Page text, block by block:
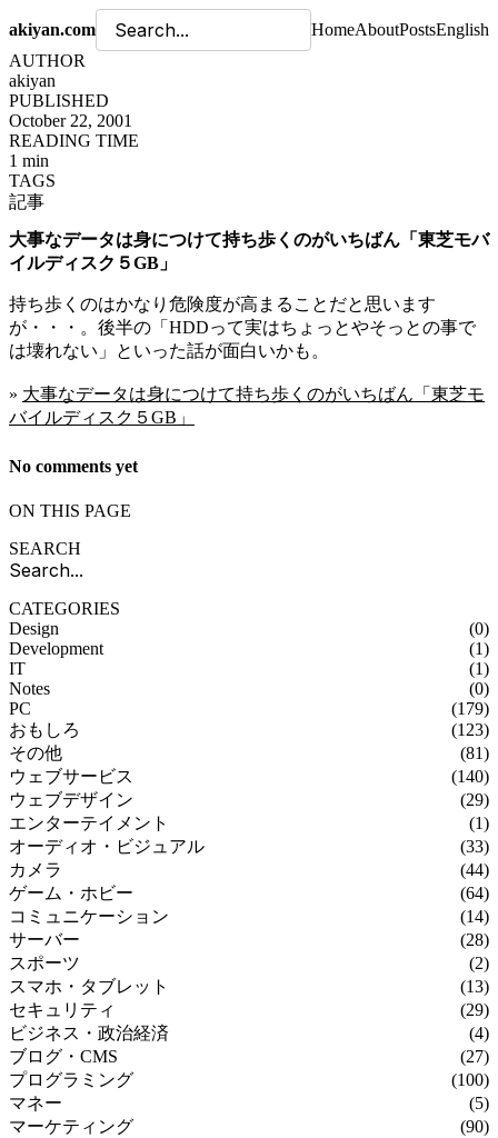
akiyan.com HomeAboutPostsEnglish
AUTHOR
akiyan
PUBLISHED
October 22, 2001
READING TIME
1 min
TAGS
記事
大事なデータは身につけて持ち歩くのがいちばん「東芝モバ
イルディスク５GB」
持ち歩くのはかなり危険度が高まることだと思います
が・・・。後半の「HDDって実はちょっとやそっとの事で
は壊れない」といった話が面白いかも。
» 大事なデータは身につけて持ち歩くのがいちばん「東芝モ
バイルディスク５GB」
No comments yet
ON THIS PAGE
SEARCH
CATEGORIES
Design
(0)
Development
(1)
IT
(1)
Notes
(0)
PC
(179)
おもしろ
(123)
その他
(81)
ウェブサービス
(140)
ウェブデザイン
(29)
エンターテイメント
(1)
オーディオ・ビジュアル
(33)
カメラ
(44)
ゲーム・ホビー
(64)
コミュニケーション
(14)
サーバー
(28)
スポーツ
(2)
スマホ・タブレット
(13)
セキュリティ
(29)
ビジネス・政治経済
(4)
ブログ・CMS
(27)
プログラミング
(100)
マネー
(5)
マーケティング
(90)